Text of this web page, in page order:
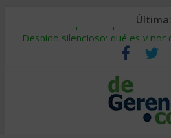
Última:
Stablecoins para empresas:
Despido silencioso: qué es y por
IA en selección de personal:
Trabajo forzoso en la cadena de
Mercado hispano de EE. UU.: